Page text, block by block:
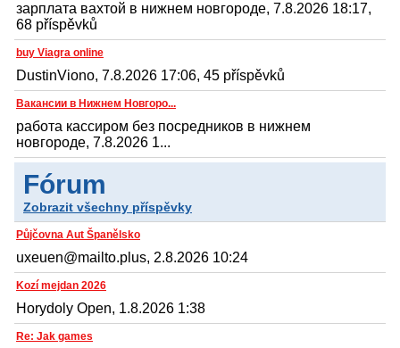
зарплата вахтой в нижнем новгороде, 7.8.2026 18:17,
68 příspěvků
buy Viagra online
DustinViono, 7.8.2026 17:06, 45 příspěvků
Вакансии в Нижнем Новгоро...
работа кассиром без посредников в нижнем
новгороде, 7.8.2026 1...
Fórum
Zobrazit všechny příspěvky
Půjčovna Aut Španělsko
uxeuen@mailto.plus, 2.8.2026 10:24
Kozí mejdan 2026
Horydoly Open, 1.8.2026 1:38
Re: Jak games